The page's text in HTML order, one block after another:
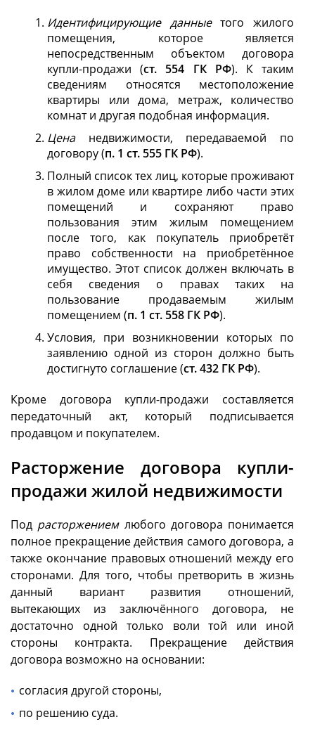
Идентифицирующие данныетого жилого
помещения, которое является
непосредственным объектом договора
купли-продажи (ст. 554 ГК РФ). К таким
сведениям относятся местоположение
квартиры или дома, метраж, количество
комнат и другая подобная информация.
Ценанедвижимости, передаваемой по
договору (п. 1 ст. 555 ГК РФ).
Полный список тех лиц, которые проживают
в жилом доме или квартире либо части этих
помещений и сохраняют право
пользования этим жилым помещением
после того, как покупатель приобретёт
право собственности на приобретённое
имущество. Этот список должен включать в
себя сведения о правах таких на
пользование продаваемым жилым
помещением (п. 1 ст. 558 ГК РФ).
Условия, при возникновении которых по
заявлению одной из сторон должно быть
достигнуто соглашение (ст. 432 ГК РФ).
Кроме договора купли-продажи составляется
передаточный акт, который подписывается
продавцом и покупателем.
Расторжение договора купли-
продажи жилой недвижимости
Под расторжениемлюбого договора понимается
полное прекращение действия самого договора, а
также окончание правовых отношений между его
сторонами. Для того, чтобы претворить в жизнь
данный вариант развития отношений,
вытекающих из заключённого договора, не
достаточно одной только воли той или иной
стороны контракта. Прекращение действия
договора возможно на основании:
согласия другой стороны,
по решению суда.